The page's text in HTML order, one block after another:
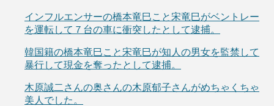
インフルエンサーの橋本竜巳こと宋竜巳がベントレー
を運転して７台の車に衝突したとして逮捕。
韓国籍の橋本竜巳こと宋竜巳が知人の男女を監禁して
暴行して現金を奪ったとして逮捕。
木原誠二さんの奥さんの木原郁子さんがめちゃくちゃ
美人でした。